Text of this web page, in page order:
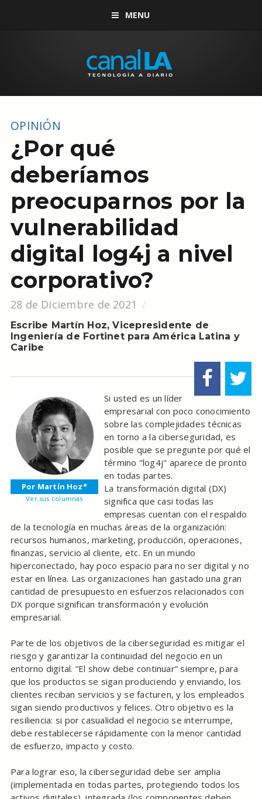
MENU
OPINIÓN
¿Por qué
deberíamos
preocuparnos por la
vulnerabilidad
digital log4j a nivel
corporativo?
28 de Diciembre de 2021
Escribe Martín Hoz, Vicepresidente de
Ingeniería de Fortinet para América Latina y
Caribe
Por Martín Hoz*
Ver sus columnas
Si usted es un líder
empresarial con poco conocimiento
sobre las complejidades técnicas
en torno a la ciberseguridad, es
posible que se pregunte por qué el
término "log4j" aparece de pronto
en todas partes.
La transformación digital (DX)
significa que casi todas las
empresas cuentan con el respaldo
de la tecnología en muchas áreas de la organización:
recursos humanos, marketing, producción, operaciones,
finanzas, servicio al cliente, etc. En un mundo
hiperconectado, hay poco espacio para no ser digital y no
estar en línea. Las organizaciones han gastado una gran
cantidad de presupuesto en esfuerzos relacionados con
DX porque significan transformación y evolución
empresarial.
Parte de los objetivos de la ciberseguridad es mitigar el
riesgo y garantizar la continuidad del negocio en un
entorno digital. “El show debe continuar” siempre, para
que los productos se sigan produciendo y enviando, los
clientes reciban servicios y se facturen, y los empleados
sigan siendo productivos y felices. Otro objetivo es la
resiliencia: si por casualidad el negocio se interrumpe,
debe restablecerse rápidamente con la menor cantidad
de esfuerzo, impacto y costo.
Para lograr eso, la ciberseguridad debe ser amplia
(implementada en todas partes, protegiendo todos los